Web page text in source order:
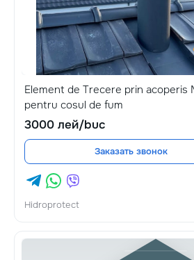
Element de Trecere prin acoperis
pentru cosul de fum
3000 лей/buc
Заказать звонок
Hidroprotect